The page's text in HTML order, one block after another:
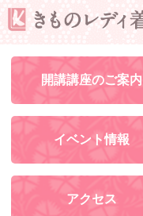
開講講座のご案内
イベント情報
アクセス